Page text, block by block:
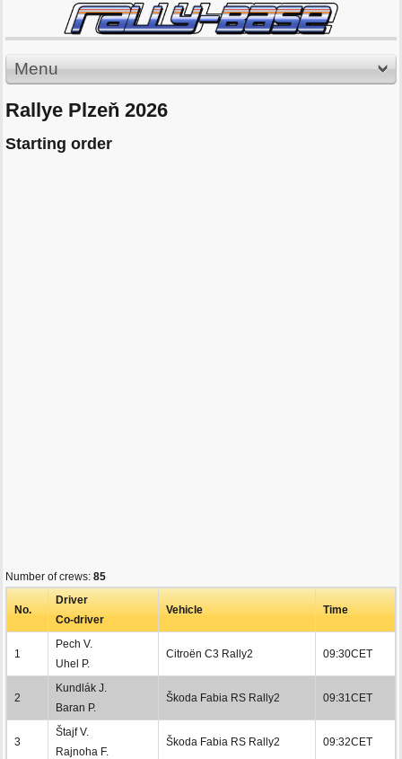
Menu
Rallye Plzeň 2026
Starting order
Number of crews: 85
No.
Driver
Co-driver
Vehicle Time
1
Pech V.
Uhel P.
Citroën C3 Rally2 09:30CET
2
Kundlák J.
Baran P.
Škoda Fabia RS Rally2 09:31CET
3
Štajf V.
Rajnoha F.
Škoda Fabia RS Rally2 09:32CET